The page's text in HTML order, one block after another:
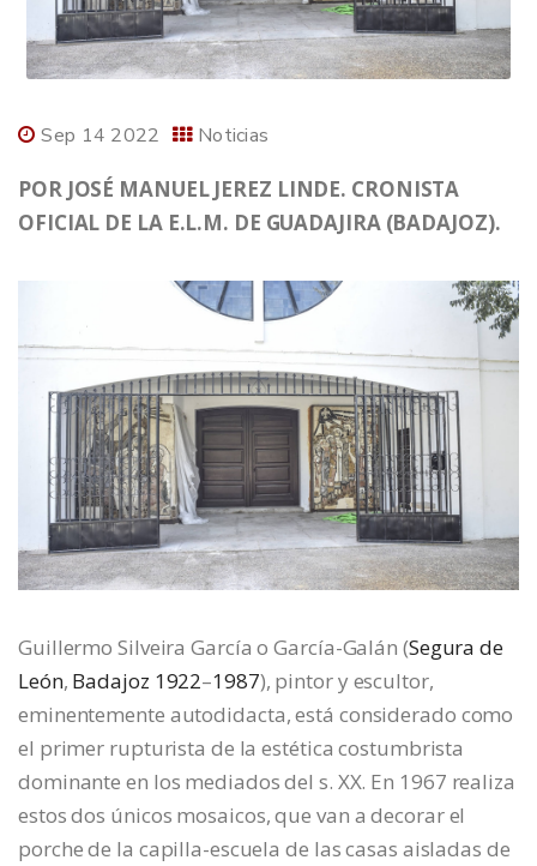
Sep 14 2022 Noticias
POR JOSÉ MANUEL JEREZ LINDE. CRONISTA
OFICIAL DE LA E.L.M. DE GUADAJIRA (BADAJOZ).
Guillermo Silveira García oGarcía-Galán (Segura de
León, Badajoz 1922–1987), pintor y escultor,
eminentemente autodidacta,está considerado como
el primer rupturista de la estética costumbrista
dominante en los mediados del s. XX. En 1967 realiza
estos dos únicos mosaicos,que van a decorar el
porche de la capilla-escuela de las casas aisladas de